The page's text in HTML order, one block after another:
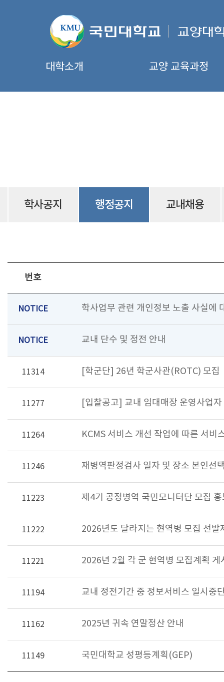
대학소개 교양 교육과정
학사공지 행정공지 교내채용
번호
NOTICE 학사업무 관련 개인정보 노출 사실에
NOTICE 교내 단수 및 정전 안내
11314 [학군단] 26년 학군사관(ROTC) 모집
11277 [입찰공고] 교내 임대매장 운영사업
11264 KCMS 서비스 개선 작업에 따른 서비
11246 재병역판정검사 일자 및 장소 본인선
11223 제4기 공정병역 국민모니터단 모집 홍
11222 2026년도 달라지는 현역병 모집 선발
11221 2026년 2월 각 군 현역병 모집계획 게
11194 교내 정전기간 중 정보서비스 일시중
11162 2025년 귀속 연말정산 안내
11149 국민대학교 성평등계획(GEP)